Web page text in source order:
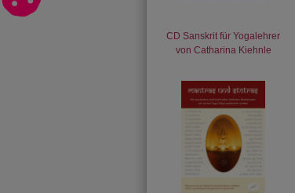
CD Sanskrit für Yogalehrer
von Catharina Kiehnle